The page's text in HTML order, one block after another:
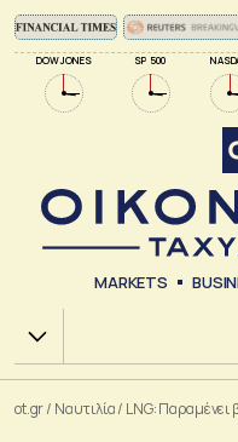
DOW JONES SP 500
MARKETS
Χ.Α.
ot.gr/ Ναυτιλία/ LNG: Παραμένει